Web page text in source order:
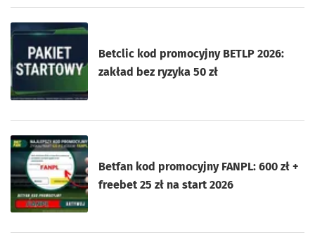
Betclic kod promocyjny BETLP 2026:
zakład bez ryzyka 50 zł
Betfan kod promocyjny FANPL: 600 zł +
freebet 25 zł na start 2026